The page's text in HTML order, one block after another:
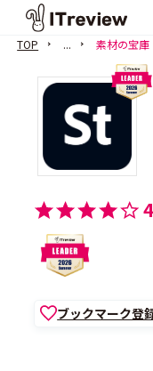
TOP ... 素材の宝庫
ブックマーク登